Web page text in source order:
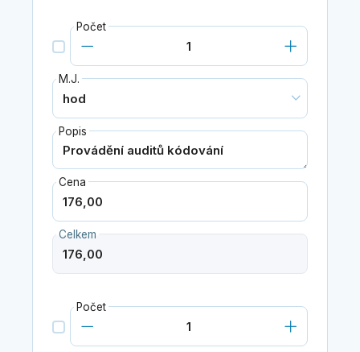
Počet
M.J.
Popis
Cena
Celkem
Počet